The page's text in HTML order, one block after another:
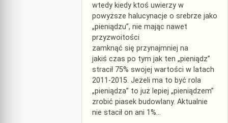
wtedy kiedy ktoś uwierzy w
powyższe halucynacje o srebrze jako
„pieniądzu”, nie mając nawet
przyzwoitości
zamknąć się przynajmniej na
jakiś czas po tym jak ten „pieniądz”
stracił 75% swojej wartości w latach
2011-2015. Jeżeli ma to być rola
„pieniądza” to już lepiej „pieniądzem”
zrobić piasek budowlany. Aktualnie
nie stacił on ani 1%…